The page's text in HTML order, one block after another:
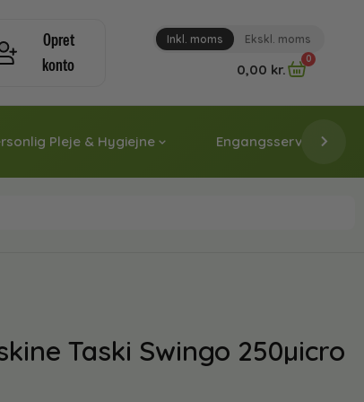
Opret
konto
Inkl. moms Ekskl. moms
0,00 kr.
0
Pleje & Hygiejne Engangsservice &
Taski Swingo 250µicro